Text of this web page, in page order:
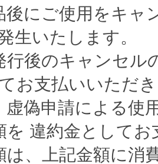
にご使用をキャ
生いたします。
後のキャンセル
お支払いいただ
偽申請による使
を 違約金として
、上記金額に消